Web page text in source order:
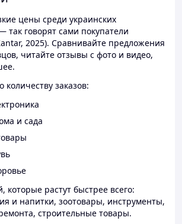
цены среди украинских
так говорят сами покупатели
2025). Сравнивайте предложения
читайте отзывы с фото и видео,
количеству заказов:
и сада
которые растут быстрее всего:
и напитки, зоотовары, инструменты,
строительные товары.